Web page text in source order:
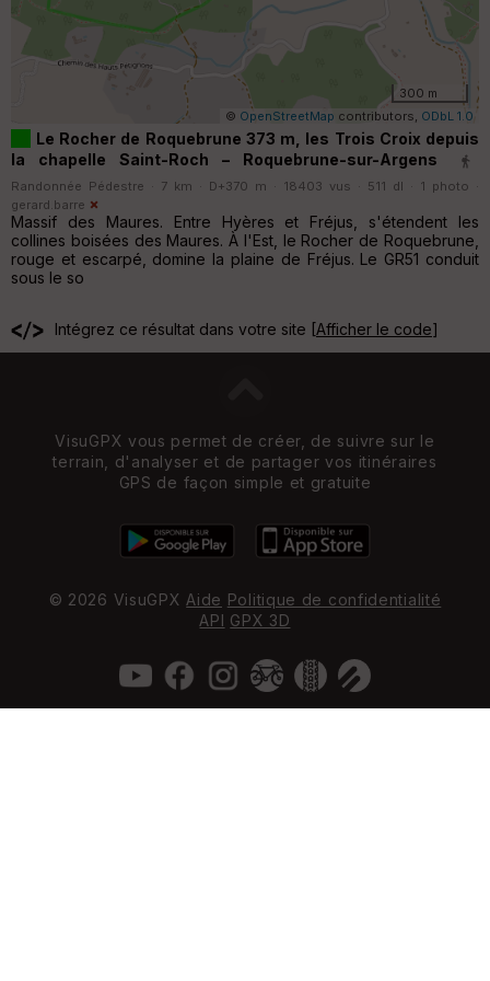
300 m
© OpenStreetMap contributors, ODbL 1.0
Le Rocher de Roquebrune 373 m, les Trois Croix depuis
la chapelle Saint-Roch – Roquebrune-sur-Argens
Randonnée Pédestre · 7 km · D+370 m · 18403 vus · 511 dl · 1 photo ·
gerard.barre
Massif des Maures. Entre Hyères et Fréjus, s'étendent les
collines boisées des Maures. À l'Est, le Rocher de Roquebrune,
rouge et escarpé, domine la plaine de Fréjus. Le GR51 conduit
sous le so
Intégrez ce résultat dans votre site [Afficher le code]
VisuGPX vous permet de créer, de suivre sur le
terrain, d'analyser et de partager vos itinéraires
GPS de façon simple et gratuite
© 2026 VisuGPX Aide Politique de confidentialité
API GPX 3D